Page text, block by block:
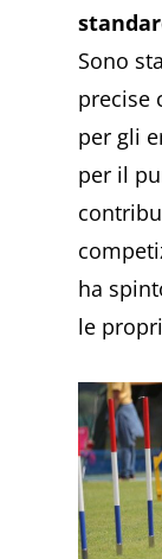
Sono
precise
per gli
per il
ha
le